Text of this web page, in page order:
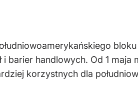
bloku
barier handlowych. Od 1
korzystnych dla